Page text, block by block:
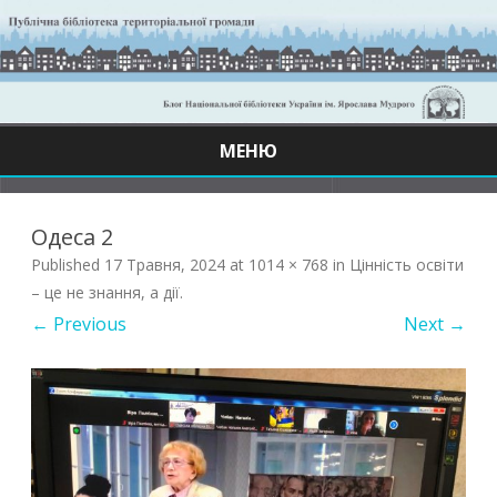
МЕНЮ
Одеса 2
Published 17 Травня, 2024 at 1014 × 768 in Цінність освіти
– це не знання, а дії.
← Previous Next →